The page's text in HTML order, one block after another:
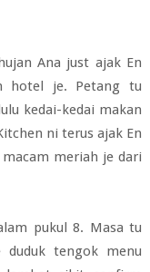
Ana just ajak En
hotel je. Petang tu
kedai-kedai makan
ni terus ajak En
meriah je dari
pukul 8. Masa tu
tengok menu